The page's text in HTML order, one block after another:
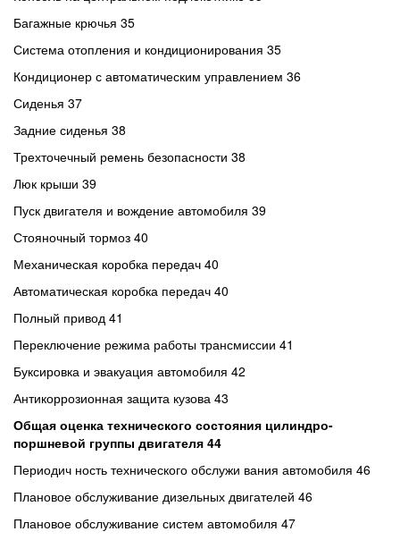
Багажные крючья 35
Система отопления и кондиционирования 35
Кондиционер с автоматическим управлением 36
Сиденья 37
Задние сиденья 38
Трехточечный ремень безопасности 38
Люк крыши 39
Пуск двигателя и вождение автомобиля 39
Стояночный тормоз 40
Механическая коробка передач 40
Автоматическая коробка передач 40
Полный привод 41
Переключение режима работы трансмиссии 41
Буксировка и эвакуация автомобиля 42
Антикоррозионная защита кузова 43
Общая оценка технического состояния цилиндро-
поршневой группы двигателя 44
Периодич ность технического обслужи вания автомобиля 46
Плановое обслуживание дизельных двигателей 46
Плановое обслуживание систем автомобиля 47